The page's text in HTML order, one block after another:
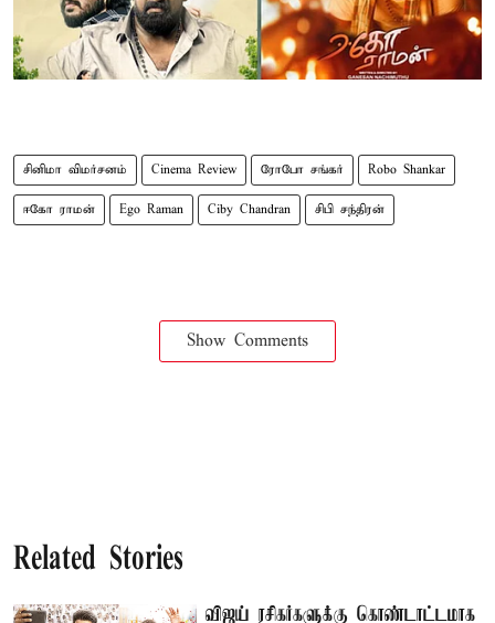
சினிமா விமர்சனம் Cinema Review ரோபோ சங்கர் Robo Shankar
ஈகோ ராமன் Ego Raman Ciby Chandran சிபி சந்திரன்
Show Comments
Related Stories
விஜய் ரசிகர்களுக்கு கொண்டாட்டமாக